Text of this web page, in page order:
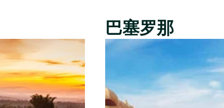
巴塞罗那